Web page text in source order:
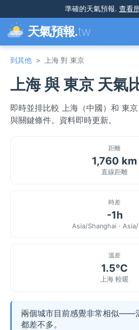
準確的天氣預報. 查看
天氣預報.tw
到其他 > 上海 對 東京
上海 與 東京 天氣
即時並排比較 上海（中國）和 東
與關鍵條件。資料即時更新。
距離
1,760 km
直線距離
時差
-1h
Asia/Shanghai ·
溫差
1.5°C
上海 較暖
兩個城市目前感覺非常相似——
都差不多。